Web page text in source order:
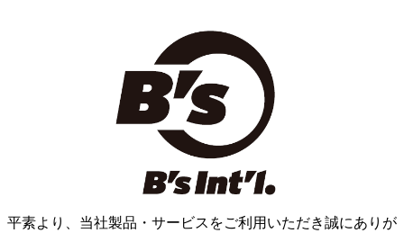
平素より、当社製品・サービスをご利用いただき誠にありが